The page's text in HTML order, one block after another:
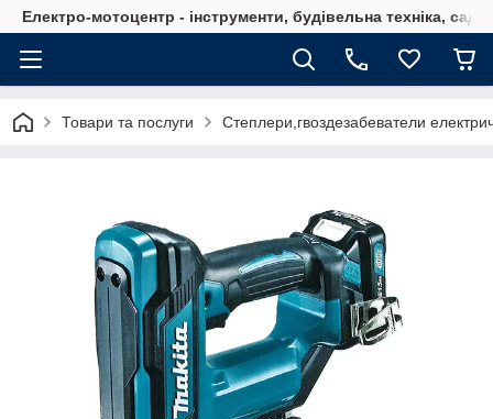
Електро-мотоцентр - інструменти, будівельна техніка,
Товари та послуги Степлери,гвоздезабеватели